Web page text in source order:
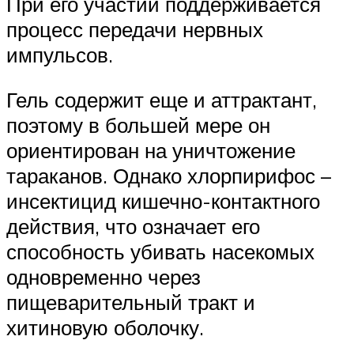
процесс передачи нервных
импульсов.
Гель содержит еще и аттрактант,
поэтому в большей мере он
ориентирован на уничтожение
тараканов. Однако хлорпирифос –
инсектицид кишечно-контактного
действия, что означает его
способность убивать насекомых
одновременно через
пищеварительный тракт и
хитиновую оболочку.